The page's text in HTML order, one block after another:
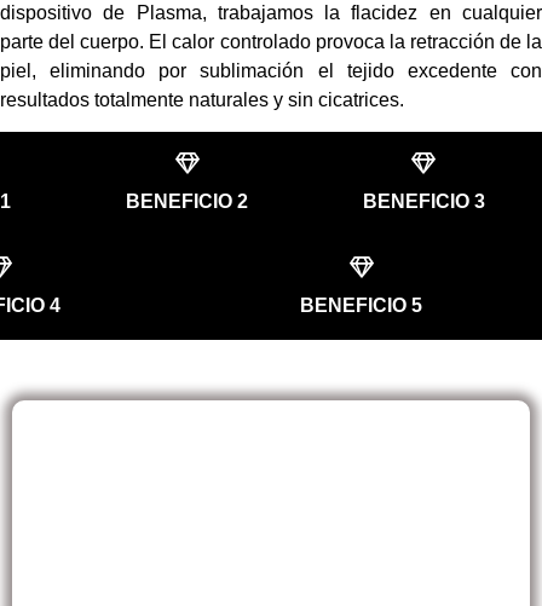
dispositivo de Plasma, trabajamos la flacidez en cualquier
parte del cuerpo. El calor controlado provoca la retracción de la
piel, eliminando por sublimación el tejido excedente con
resultados totalmente naturales y sin cicatrices.
BENEFICIO 2 BENEFICIO 3
4 BENEFICIO 5